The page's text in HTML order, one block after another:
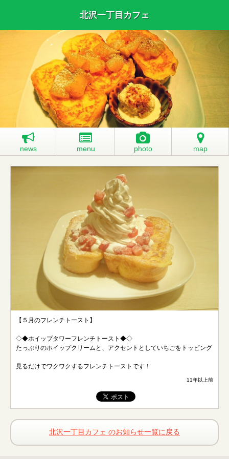
北沢一丁目カフェ
news menu photo map
【５月のフレンチトースト】
◇◆ホイップタワーフレンチトースト◆◇
たっぷりのホイップクリームと、アクセントとしていちごをトッピング
見るだけでワクワクするフレンチトーストです！
11年以上前
北沢一丁目カフェ のお知らせ一覧に戻る